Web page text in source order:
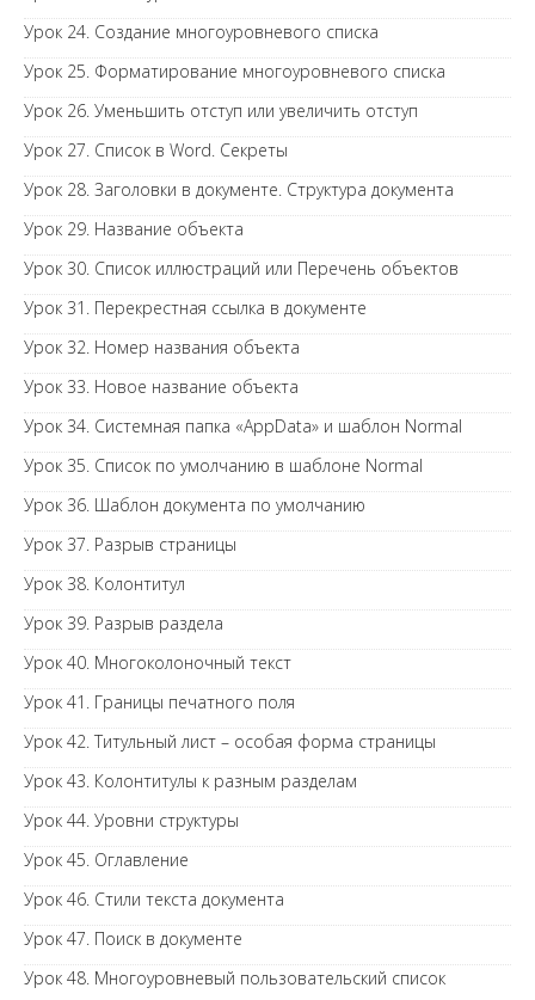
Урок 24. Создание многоуровневого списка
Урок 25. Форматирование многоуровневого списка
Урок 26. Уменьшить отступ или увеличить отступ
Урок 27. Список в Word. Секреты
Урок 28. Заголовки в документе. Структура документа
Урок 29. Название объекта
Урок 30. Список иллюстраций или Перечень объектов
Урок 31. Перекрестная ссылка в документе
Урок 32. Номер названия объекта
Урок 33. Новое название объекта
Урок 34. Системная папка «AppData» и шаблон Normal
Урок 35. Список по умолчанию в шаблоне Normal
Урок 36. Шаблон документа по умолчанию
Урок 37. Разрыв страницы
Урок 38. Колонтитул
Урок 39. Разрыв раздела
Урок 40. Многоколоночный текст
Урок 41. Границы печатного поля
Урок 42. Титульный лист – особая форма страницы
Урок 43. Колонтитулы к разным разделам
Урок 44. Уровни структуры
Урок 45. Оглавление
Урок 46. Стили текста документа
Урок 47. Поиск в документе
Урок 48. Многоуровневый пользовательский список